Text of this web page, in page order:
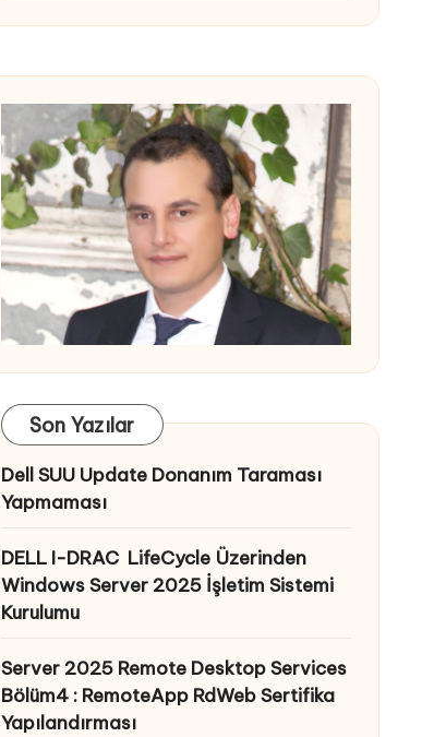
Son Yazılar
Dell SUU Update Donanım Taraması
Yapmaması
DELL I-DRAC LifeCycle Üzerinden
Windows Server 2025 İşletim Sistemi
Kurulumu
Server 2025 Remote Desktop Services
Bölüm4 : RemoteApp RdWeb Sertifika
Yapılandırması